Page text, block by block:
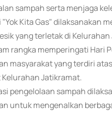
sampah serta menjaga
"Yok Kita Gas" dilaksanakan
yang terletak di
rangka memperingati Hari
masyarakat yang terdiri
Jatikramat.
pengelolaan sampah
untuk mengenalkan